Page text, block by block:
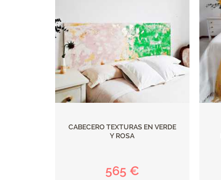
CABECERO TEXTURAS EN VERDE
Y ROSA
565 €